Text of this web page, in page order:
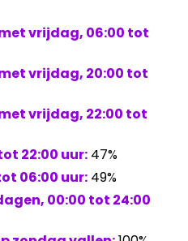
vrijdag, 06:00 tot
vrijdag, 20:00 tot
vrijdag, 22:00 tot
22:00 uur: 47%
06:00 uur: 49%
00:00 tot 24:00